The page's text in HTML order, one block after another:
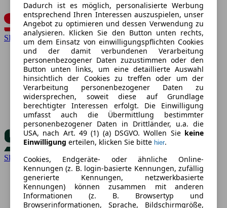
SEAT
Skoda
Dadurch ist es möglich, personalisierte Werbung
entsprechend Ihren Interessen auszuspielen, unser
Angebot zu optimieren und dessen Verwendung zu
analysieren. Klicken Sie den Button unten rechts,
um dem Einsatz von einwilligungspflichten Cookies
und der damit verbundenen Verarbeitung
personenbezogener Daten zuzustimmen oder den
Button unten links, um eine detaillierte Auswahl
hinsichtlich der Cookies zu treffen oder um der
Verarbeitung personenbezogener Daten zu
widersprechen, soweit diese auf Grundlage
berechtigter Interessen erfolgt. Die Einwilligung
umfasst auch die Übermittlung bestimmter
personenbezogener Daten in Drittländer, u.a. die
USA, nach Art. 49 (1) (a) DSGVO. Wollen Sie keine
Einwilligung erteilen, klicken Sie bitte hier.
Cookies, Endgeräte- oder ähnliche Online-
Kennungen (z. B. login-basierte Kennungen, zufällig
generierte Kennungen, netzwerkbasierte
Kennungen) können zusammen mit anderen
Informationen (z. B. Browsertyp und
Browserinformationen, Sprache, Bildschirmgröße,